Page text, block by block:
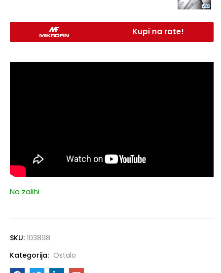
Kupi na rate!
Na zalihi
SKU: 103898
Kategorija: Ostalo